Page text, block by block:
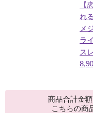
【
れ
メ
ラ
ス
商品合計金額
こちらの商